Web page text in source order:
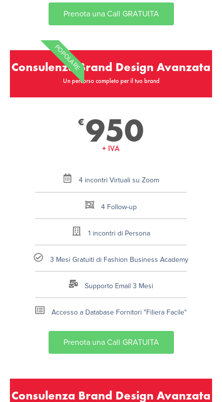
Prenota una Call GRATUITA
POPOLARE
Consulenza Brand Design Avanzata
Un percorso completo per il tuo brand
€ 950
+ IVA
4 incontri Virtuali su Zoom
4 Follow-up
1 incontri di Persona
3 Mesi Gratuiti di Fashion Business Academy
Supporto Email 3 Mesi
Accesso a Database Fornitori "Filiera Facile"
Prenota una Call GRATUITA
Consulenza Brand Design Avanzata